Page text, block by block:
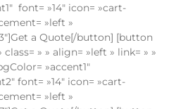
font= »14″ icon= »cart-
»left »
a Quote[/button] [button
class= » » align= »left » link= » »
»accent1″
font= »14″ icon= »cart-
»left »